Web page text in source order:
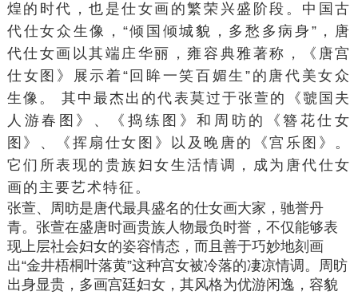
煌的时代，也是仕女画的繁荣兴盛阶段。中国古
代仕女众生像，“倾国倾城貌，多愁多病身”，唐
代仕女画以其端庄华丽，雍容典雅著称，《唐宫
仕女图》展示着“ 回眸一笑百媚生”的唐代美女众
生像。 其中最杰出的代表莫过于张萱的《 虢国夫
人游春图 》、《捣练图 》和 周昉 的《簪花仕女
图 》、《 挥扇仕女图 》以及晚唐的《宫乐图》。
它们所表现的贵族妇女生活情调，成为唐代仕女
画的主要艺术特征。
张萱、周昉是唐代最具盛名的仕女画大家，驰誉丹
青。张萱在盛唐时画贵族人物最负时誉，不仅能够表
现上层社会妇女的姿容情态，而且善于巧妙地刻画
出“金井梧桐叶落黄”这种宫女被冷落的凄凉情调。周昉
出身显贵，多画宫廷妇女，其风格为优游闲逸，容貌